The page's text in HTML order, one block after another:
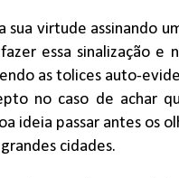
sua virtude assinando
essa sinalização e
as tolices auto-
no caso de achar
ideia passar antes os
cidades.